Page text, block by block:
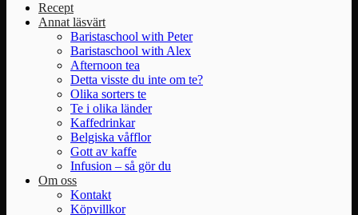
Recept
Annat läsvärt
Baristaschool with Peter
Baristaschool with Alex
Afternoon tea
Detta visste du inte om te?
Olika sorters te
Te i olika länder
Kaffedrinkar
Belgiska våfflor
Gott av kaffe
Infusion – så gör du
Om oss
Kontakt
Köpvillkor